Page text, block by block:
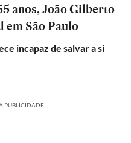
anos, João Gilberto
em São Paulo
incapaz de salvar a si
PUBLICIDADE